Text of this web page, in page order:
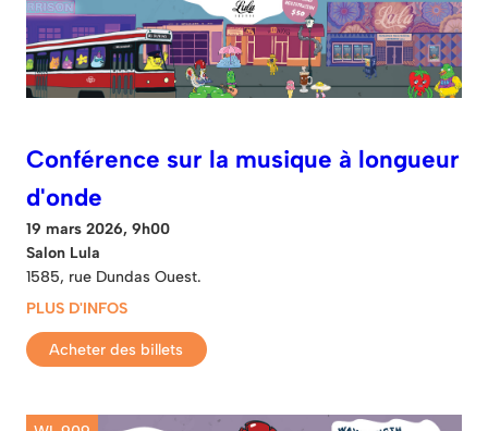
Conférence sur la musique à longueur
d'onde
19 mars 2026, 9h00
Salon Lula
1585, rue Dundas Ouest.
PLUS D'INFOS
Acheter des billets